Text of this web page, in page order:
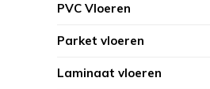
PVC Vloeren
Parket vloeren
Laminaat vloeren